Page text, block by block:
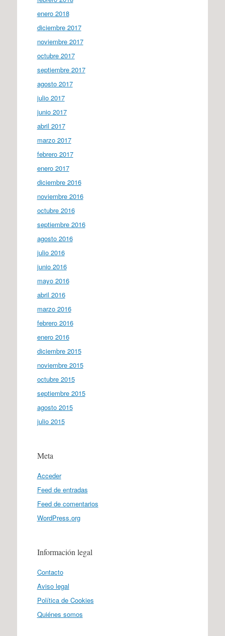
enero 2018
diciembre 2017
noviembre 2017
octubre 2017
septiembre 2017
agosto 2017
julio 2017
junio 2017
abril 2017
marzo 2017
febrero 2017
enero 2017
diciembre 2016
noviembre 2016
octubre 2016
septiembre 2016
agosto 2016
julio 2016
junio 2016
mayo 2016
abril 2016
marzo 2016
febrero 2016
enero 2016
diciembre 2015
noviembre 2015
octubre 2015
septiembre 2015
agosto 2015
julio 2015
Meta
Acceder
Feed de entradas
Feed de comentarios
WordPress.org
Información legal
Contacto
Aviso legal
Política de Cookies
Quiénes somos